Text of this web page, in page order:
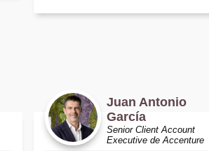
Juan Antonio
García
Senior Client Account
Executive de Accenture